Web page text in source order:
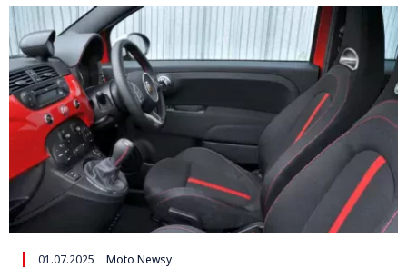
01.07.2025 Moto Newsy